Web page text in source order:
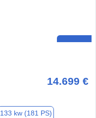
14.699 €
133 kw (181 PS)